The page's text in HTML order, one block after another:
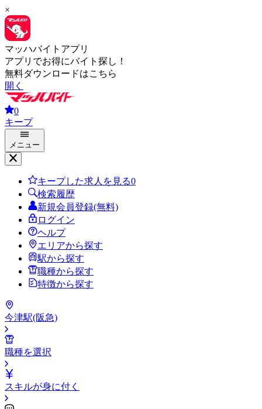
×
マッハバイトアプリ
アプリでお得にバイト探し！
無料ダウンロードはこちら
開く
0
キープ
メニュー
キープした求人を見る0
検索履歴
新規会員登録(無料)
ログイン
ヘルプ
エリアから探す
駅から探す
職種から探す
特徴から探す
今津駅(阪急)
職種を選択
スキルが身に付く